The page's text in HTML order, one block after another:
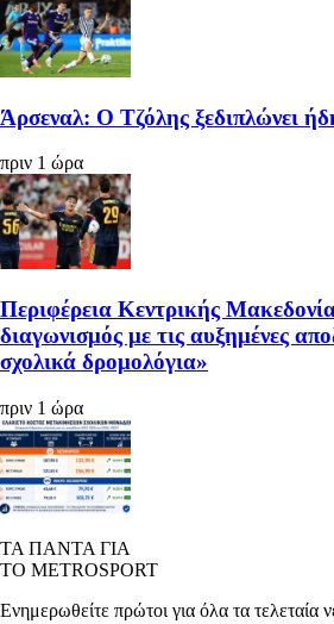
Άρσεναλ: Ο Τζόλης ξεδιπλώνει
πριν 1 ώρα
Περιφέρεια Κεντρικής
διαγωνισμός με τις αυξημένες
σχολικά δρομολόγια»
πριν 1 ώρα
ΤΑ ΠΑΝΤΑ ΓΙΑ
ΤΟ METROSPORT
Ενημερωθείτε πρώτοι για όλα τα τελεταία